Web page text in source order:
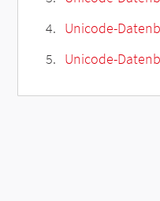
Unicode-
Unicode-